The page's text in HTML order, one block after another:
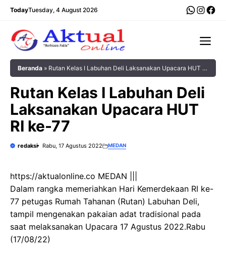
Langsung
TodayTuesday, 4 August 2026
Beranda » Rutan Kelas I Labuhan Deli Laksanakan Upacara HUT RI
Rutan Kelas I Labuhan Deli
Laksanakan Upacara HUT
RI ke-77
redaksi Rabu, 17 Agustus 2022 MEDAN
https://aktualonline.co MEDAN |||
Dalam rangka memeriahkan Hari Kemerdekaan RI ke-
77 petugas Rumah Tahanan (Rutan) Labuhan Deli,
tampil mengenakan pakaian adat tradisional pada
saat melaksanakan Upacara 17 Agustus 2022.Rabu
(17/08/22)